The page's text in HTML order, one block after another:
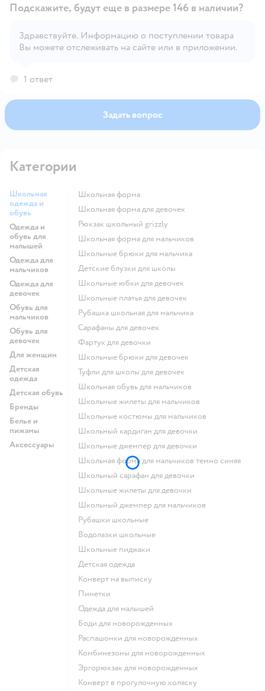
Открыть вопрос
Подскажите, будут еще в размере 146 в наличии?
Здравствуйте. Информацию о поступлении товара
Вы можете отслеживать на сайте или в приложении.
1 ответ
Задать вопрос
Категории
Школьная
одежда и
обувь
Одежда и
обувь для
малышей
Одежда для
мальчиков
Одежда для
девочек
Обувь для
мальчиков
Обувь для
девочек
Для женщин
Детская
одежда
Детская обувь
Бренды
Белье и
пижамы
Аксессуары
Школьная форма
Школьная форма для девочек
Рюкзак школьный grizzly
Школьная форма для мальчиков
Школьные брюки для мальчика
Детские блузки для школы
Школьные юбки для девочек
Школьные платья для девочек
Рубашка школьная для мальчика
Сарафаны для девочек
Фартук для девочки
Школьные брюки для девочек
Туфли для школы для девочек
Школьная обувь для мальчиков
Школьные жилеты для мальчиков
Школьные костюмы для мальчиков
Школьный кардиган для девочки
Школьные джемпер для девочки
Школьная форма для мальчиков темно синяя
Школьный сарафан для девочки
Школьные жилеты для девочки
Школьный джемпер для мальчиков
Рубашки школьные
Водолазки школьные
Школьные пиджаки
Детская одежда
Конверт на выписку
Пинетки
Одежда для малышей
Боди для новорожденных
Распашонки для новорожденных
Комбинезоны для новорожденных
Эргорюкзак для новорожденных
Конверт в прогулочную коляску